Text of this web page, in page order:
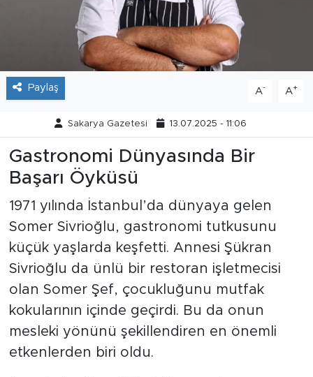
Paylaş A- A+
Sakarya Gazetesi 13.07.2025 - 11:06
Gastronomi Dünyasında Bir
Başarı Öyküsü
1971 yılında İstanbul’da dünyaya gelen
Somer Sivrioğlu, gastronomi tutkusunu
küçük yaşlarda keşfetti. Annesi Şükran
Sivrioğlu da ünlü bir restoran işletmecisi
olan Somer Şef, çocukluğunu mutfak
kokularının içinde geçirdi. Bu da onun
mesleki yönünü şekillendiren en önemli
etkenlerden biri oldu.
Politika